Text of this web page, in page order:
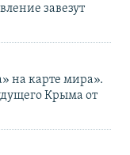
завезут
на карте мира».
Крыма от